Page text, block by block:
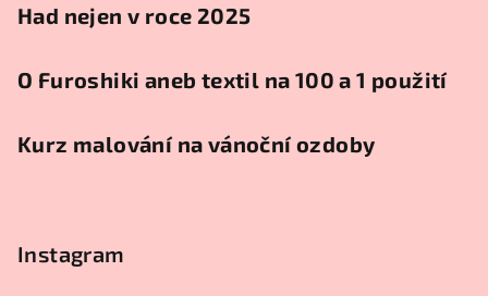
Had nejen v roce 2025
O Furoshiki aneb textil na 100 a 1 použití
Kurz malování na vánoční ozdoby
Instagram